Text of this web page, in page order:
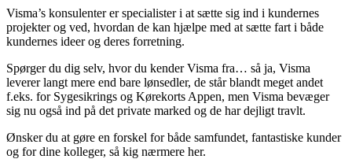
Visma’s konsulenter er specialister i at sætte sig ind i kundernes
projekter og ved, hvordan de kan hjælpe med at sætte fart i både
kundernes ideer og deres forretning.
Spørger du dig selv, hvor du kender Visma fra… så ja, Visma
leverer langt mere end bare lønsedler, de står blandt meget andet
f.eks. for Sygesikrings og Kørekorts Appen, men Visma bevæger
sig nu også ind på det private marked og de har dejligt travlt.
Ønsker du at gøre en forskel for både samfundet, fantastiske kunder
og for dine kolleger, så kig nærmere her.